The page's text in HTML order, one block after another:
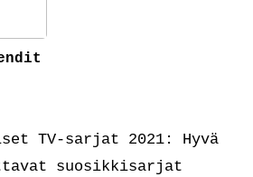
TV-sarjat 2021: Hyvä
suosikkisarjat